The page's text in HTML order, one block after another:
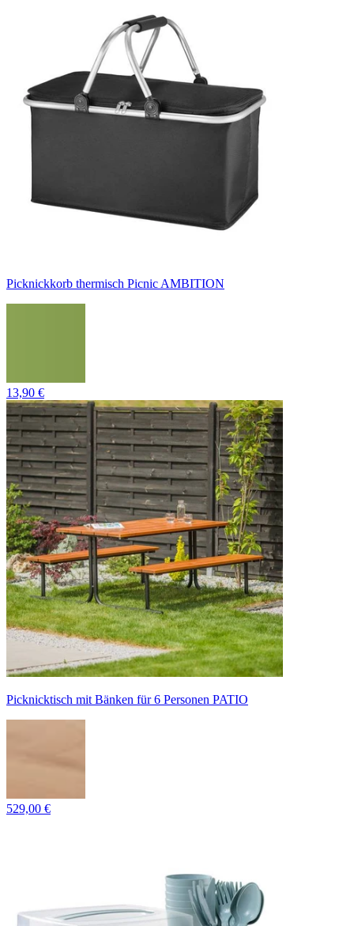
Picknickkorb thermisch Picnic AMBITION
13,90 €
Picknicktisch mit Bänken für 6 Personen PATIO
529,00 €